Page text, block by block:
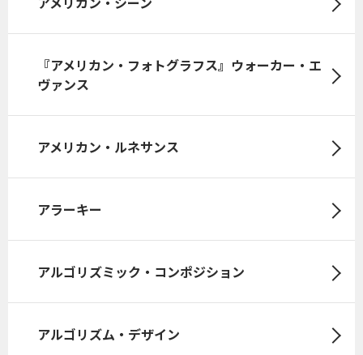
『アメリカン・フォトグラフス』ウォーカー・エ
ヴァンス
アメリカン・ルネサンス
アラーキー
アルゴリズミック・コンポジション
アルゴリズム・デザイン